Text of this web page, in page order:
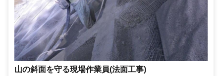
山の斜面を守る現場作業員(法面工事)